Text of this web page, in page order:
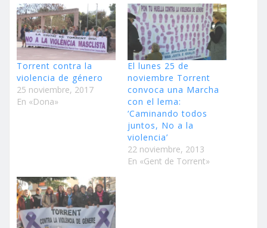
Torrent contra la
violencia de género
25 noviembre, 2017
En «Dona»
El lunes 25 de
noviembre Torrent
convoca una Marcha
con el lema:
‘Caminando todos
juntos, No a la
violencia’
22 noviembre, 2013
En «Gent de Torrent»